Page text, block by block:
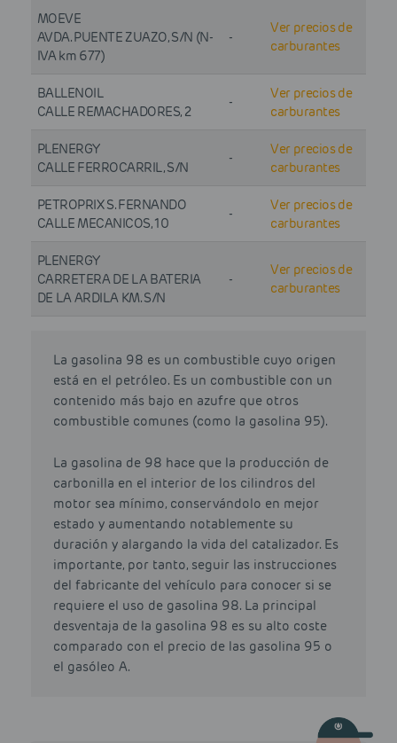
MOEVE
AVDA. PUENTE ZUAZO, S/N (N-
IVA km 677)
-
Ver precios de
carburantes
BALLENOIL
CALLE REMACHADORES, 2
-
Ver precios de
carburantes
PLENERGY
CALLE FERROCARRIL, S/N
-
Ver precios de
carburantes
PETROPRIX S. FERNANDO
CALLE MECANICOS, 10
-
Ver precios de
carburantes
PLENERGY
CARRETERA DE LA BATERIA
DE LA ARDILA KM. S/N
-
Ver precios de
carburantes
La gasolina 98 es un combustible cuyo origen
está en el petróleo. Es un combustible con un
contenido más bajo en azufre que otros
combustible comunes (como la gasolina 95).
La gasolina de 98 hace que la producción de
carbonilla en el interior de los cilindros del
motor sea mínimo, conservándolo en mejor
estado y aumentando notablemente su
duración y alargando la vida del catalizador. Es
importante, por tanto, seguir las instrucciones
del fabricante del vehículo para conocer si se
requiere el uso de gasolina 98. La principal
desventaja de la gasolina 98 es su alto coste
comparado con el precio de las gasolina 95 o
el gasóleo A.